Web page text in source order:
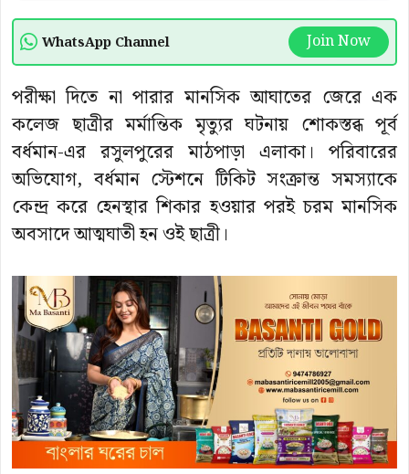
WhatsApp Channel Join Now
পরীক্ষা দিতে না পারার মানসিক আঘাতের জেরে এক
কলেজ ছাত্রীর মর্মান্তিক মৃত্যুর ঘটনায় শোকস্তব্ধ পূর্ব
বর্ধমান-এর রসুলপুরের মাঠপাড়া এলাকা। পরিবারের
অভিযোগ, বর্ধমান স্টেশনে টিকিট সংক্রান্ত সমস্যাকে
কেন্দ্র করে হেনস্থার শিকার হওয়ার পরই চরম মানসিক
অবসাদে আত্মঘাতী হন ওই ছাত্রী।